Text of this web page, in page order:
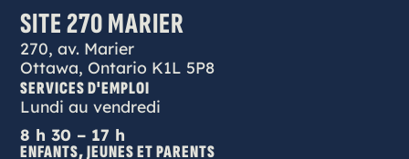
SITE 270 MARIER
270, av. Marier
Ottawa, Ontario K1L 5P8
SERVICES D'EMPLOI
Lundi au vendredi
8 h 30 – 17 h
ENFANTS, JEUNES ET PARENTS